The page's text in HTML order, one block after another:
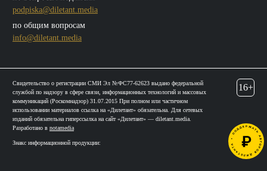
podpiska@diletant.media
по общим вопросам
info@diletant.media
Свидетельство о регистрации СМИ Эл №ФС77-62623 выдано федеральной
службой по надзору в сфере связи, информационных технологий и массовых
коммуникаций (Роскомнадзор) 31.07.2015 При полном или частичном
использовании материалов ссылка на «Дилетант» обязательна. Для сетевых
изданий обязательна гиперссылка на сайт «Дилетант» — diletant.media.
Разработано в notamedia
Знакс информационной продукции:
16+